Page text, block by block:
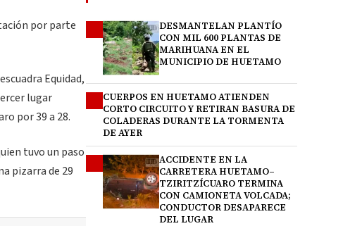
por parte
Equidad,
lugar
por 39 a 28.
tuvo un paso
pizarra de 29
DESMANTELAN PLANTÍO
CON MIL 600 PLANTAS DE
MARIHUANA EN EL
MUNICIPIO DE HUETAMO
CUERPOS EN HUETAMO ATIENDEN
CORTO CIRCUITO Y RETIRAN BASURA DE
COLADERAS DURANTE LA TORMENTA
DE AYER
ACCIDENTE EN LA
CARRETERA HUETAMO–
TZIRITZÍCUARO TERMINA
CON CAMIONETA VOLCADA;
CONDUCTOR DESAPARECE
DEL LUGAR